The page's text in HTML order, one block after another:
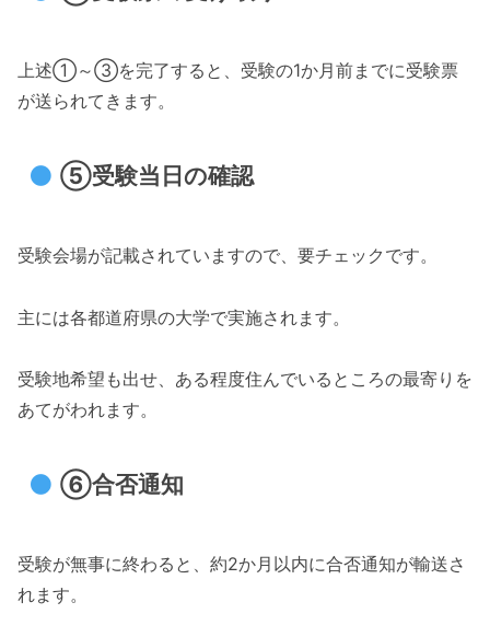
上述①～③を完了すると、受験の1か月前までに受験票
が送られてきます。
⑤受験当日の確認
受験会場が記載されていますので、要チェックです。
主には各都道府県の大学で実施されます。
受験地希望も出せ、ある程度住んでいるところの最寄りを
あてがわれます。
⑥合否通知
受験が無事に終わると、約2か月以内に合否通知が輸送さ
れます。